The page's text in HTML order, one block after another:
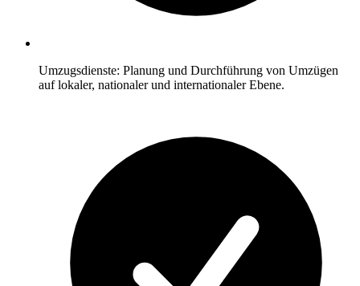
Umzugsdienste: Planung und Durchführung von Umzügen
auf lokaler, nationaler und internationaler Ebene.